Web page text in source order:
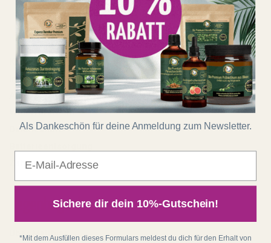
Shop
Kontakt
Impressum
AGB
Widerrufsrecht
Datenschutz
Zahlung und Versand
Regenbogenkreis
Über Matthias
Als Dankeschön für deine Anmeldung zum Newsletter.
E-Mail
Sichere dir dein 10%-Gutschein!
*Mit dem Ausfüllen dieses Formulars meldest du dich für den Erhalt von